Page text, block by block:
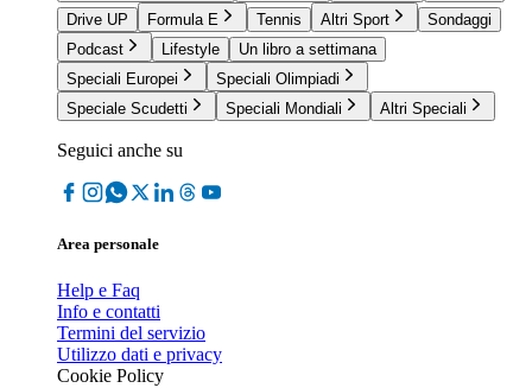
Drive UP
Formula E Tennis Altri Sport
Sondaggi
Podcast
Lifestyle
Un libro a settimana
Speciali Europei
Speciali Olimpiadi
Speciale Scudetti
Speciali Mondiali Altri Speciali
Seguici anche su
Area personale
Help e Faq
Info e contatti
Termini del servizio
Utilizzo dati e privacy
Cookie Policy